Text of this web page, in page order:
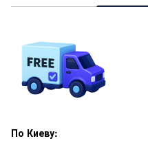
По Киеву: